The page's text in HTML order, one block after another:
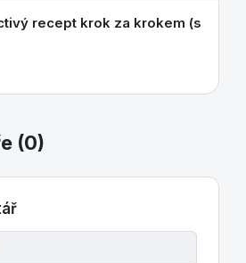
recept krok za krokem (s
(0)